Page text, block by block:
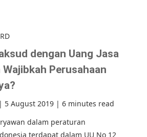
dengan Uang Jasa
Perusahaan
| 5 August 2019 | 6 minutes read
dalam peraturan
terdapat dalam UU No 12